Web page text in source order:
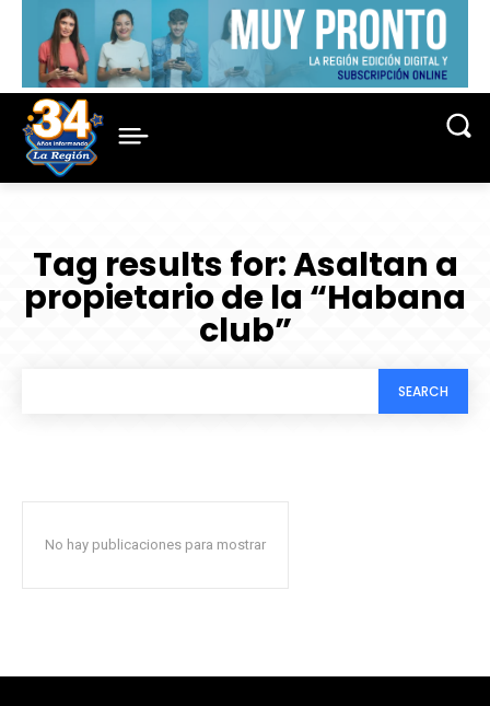
Tag results for:Asaltan a
propietario de la “Habana
club”
SEARCH
No hay publicaciones para mostrar